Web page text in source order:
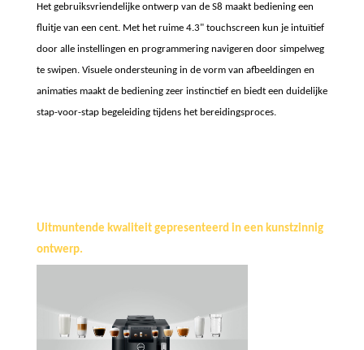
Het gebruiksvriendelijke ontwerp van de S8 maakt bediening een
fluitje van een cent. Met het ruime 4.3" touchscreen kun je intuïtief
door alle instellingen en programmering navigeren door simpelweg
te swipen. Visuele ondersteuning in de vorm van afbeeldingen en
animaties maakt de bediening zeer instinctief en biedt een duidelijke
stap-voor-stap begeleiding tijdens het bereidingsproces.
Uitmuntende kwaliteit gepresenteerd in een kunstzinnig
ontwerp.